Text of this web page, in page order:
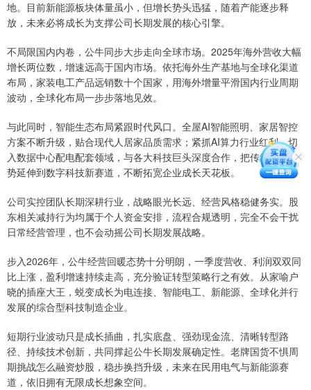
地。目前新能源板块体量虽小，但增长势头迅猛，随着产能逐步释
放，未来必将成长为支撑公司长期发展的核心引擎。
不局限国内内卷，公牛同步大步走向全球市场。2025年海外营收大幅
增长两位数，增速远高于国内市场。依托海外生产基地与全球化渠道
布局，家装电工产品远销数十个国家，用海外增量平滑国内行业周期
波动，全球化布局一步步落地见效。
与此同时，智能生态布局紧跟时代风口。全屋AI智能照明、家居智控
方案不断升级，贴合现代人居家品质需求；紧抓AI算力行业红利，切
入数据中心配电配套领域，与各大科技巨头深度合作，把传统电工优
势延伸到数字科技新赛道，不断拓宽企业成长天花板。
公司实控团队长期深耕行业，战略眼光长远、经营风格稳健务实。股
东相关减持行为均属于个人资金安排，流程合规透明，完全不会干扰
日常经营管理，也不会动摇公司长期发展战略。
步入2026年，公牛经营回暖态势十分明朗，一季度营收、利润双双同
比上涨，盈利增速持续走高，充分验证转型策略行之有效。从家喻户
晓的插座大王，蜕变成长为电连接、智能电工、新能源、全球化并行
发展的综合型科技制造企业。
短期行业波动只是成长插曲，扎实底盘、强劲现金流、清晰转型路
径、持续技术创新，共同撑起公牛长期发展确定性。老牌国货不惧周
期挑战怎么融资炒股，稳步换挡升级，未来在民用电气与新能源赛
道，依旧拥有无限成长想象空间。